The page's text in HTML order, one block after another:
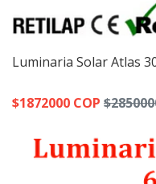
Luminaria Solar Atlas
$1872000 COP